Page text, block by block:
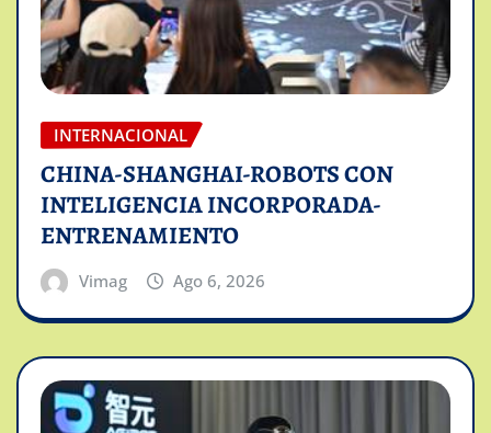
INTERNACIONAL
CHINA-SHANGHAI-ROBOTS CON
INTELIGENCIA INCORPORADA-
ENTRENAMIENTO
Vimag Ago 6, 2026